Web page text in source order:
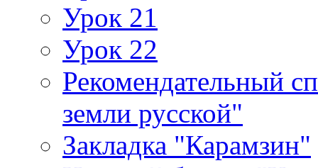
Урок 21
Урок 22
Рекомендательный
земли русской"
Закладка "Карамзин"